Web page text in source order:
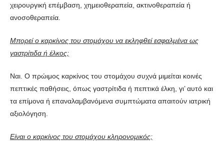
χειρουργική επέμβαση, χημειοθεραπεία, ακτινοθεραπεία ή
ανοσοθεραπεία.
Μπορεί ο καρκίνος του στομάχου να εκληφθεί εσφαλμένα ως
γαστρίτιδα ή έλκος;
Ναι. Ο πρώιμος καρκίνος του στομάχου συχνά μιμείται κοινές
πεπτικές παθήσεις, όπως γαστρίτιδα ή πεπτικά έλκη, γι’ αυτό και
τα επίμονα ή επαναλαμβανόμενα συμπτώματα απαιτούν ιατρική
αξιολόγηση.
Είναι ο καρκίνος του στομάχου κληρονομικός;